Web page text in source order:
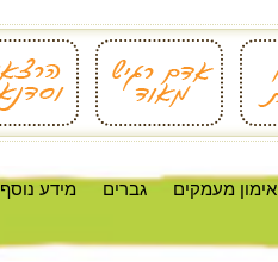
אימון מעמקים גברים מידע נוסף